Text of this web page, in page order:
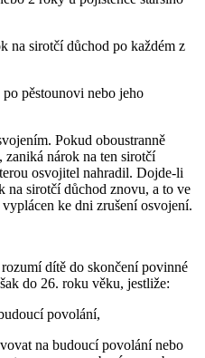
na sirotčí důchod po každém z
pěstounovi nebo jeho
Pokud oboustranně
zaniká nárok na ten sirotčí
osvojitel nahradil. Dojde-li
na sirotčí důchod znovu, a to ve
ke dni zrušení osvojení.
dítě do skončení povinné
do 26. roku věku, jestliže:
povolání,
na budoucí povolání nebo